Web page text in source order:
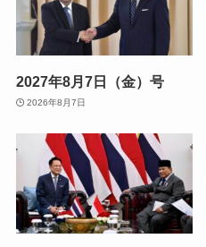
2027年8月7日（金）号
2026年8月7日